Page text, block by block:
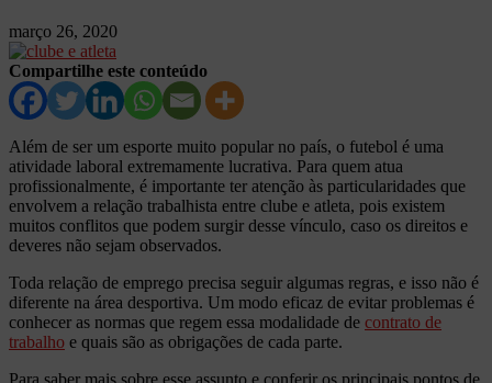
março 26, 2020
Compartilhe este conteúdo
Além de ser um esporte muito popular no país, o futebol é uma
atividade laboral extremamente lucrativa. Para quem atua
profissionalmente, é importante ter atenção às particularidades que
envolvem a relação trabalhista entre clube e atleta, pois existem
muitos conflitos que podem surgir desse vínculo, caso os direitos e
deveres não sejam observados.
Toda relação de emprego precisa seguir algumas regras, e isso não é
diferente na área desportiva. Um modo eficaz de evitar problemas é
conhecer as normas que regem essa modalidade de contrato de
trabalho e quais são as obrigações de cada parte.
Para saber mais sobre esse assunto e conferir os principais pontos de